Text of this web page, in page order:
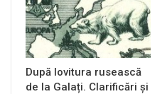
După lovitura rusească
de la Galați. Clarificări și